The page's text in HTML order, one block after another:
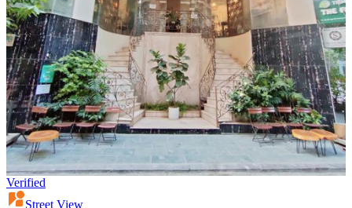
Verified
Street View